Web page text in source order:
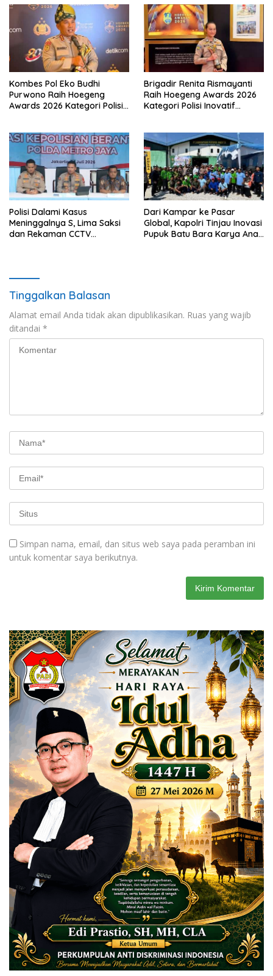
Kombes Pol Eko Budhi
Purwono Raih Hoegeng
Awards 2026 Kategori Polisi
Brigadir Renita Rismayanti
Raih Hoegeng Awards 2026
Kategori Polisi Inovatif
Polisi Dalami Kasus
Meninggalnya S, Lima Saksi
dan Rekaman CCTV
Dari Kampar ke Pasar
Global, Kapolri Tinjau Inovasi
Pupuk Batu Bara Karya Anak
Tinggalkan Balasan
Alamat email Anda tidak akan dipublikasikan. Ruas yang wajib
ditandai *
Simpan nama, email, dan situs web saya pada peramban ini
untuk komentar saya berikutnya.